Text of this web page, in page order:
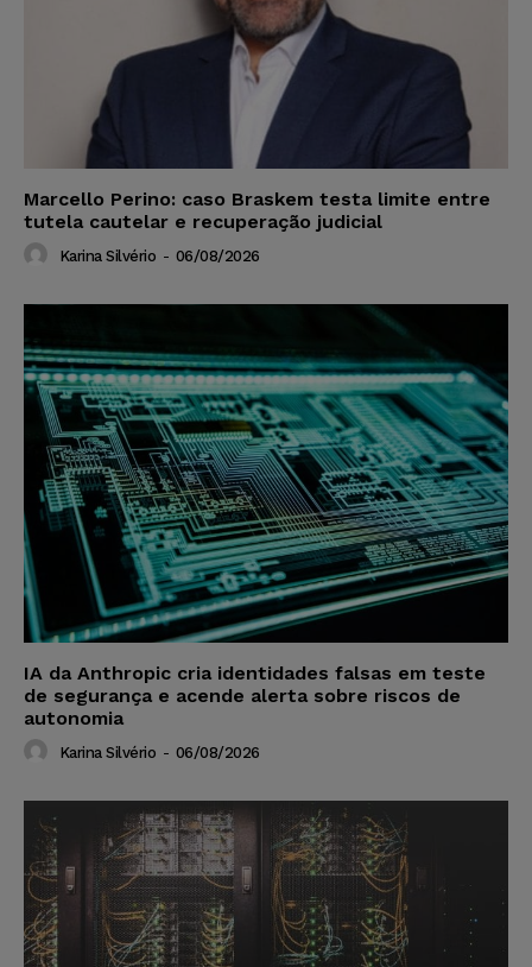
Marcello Perino: caso Braskem testa limite entre
tutela cautelar e recuperação judicial
Karina Silvério - 06/08/2026
IA da Anthropic cria identidades falsas em teste
de segurança e acende alerta sobre riscos de
autonomia
Karina Silvério - 06/08/2026